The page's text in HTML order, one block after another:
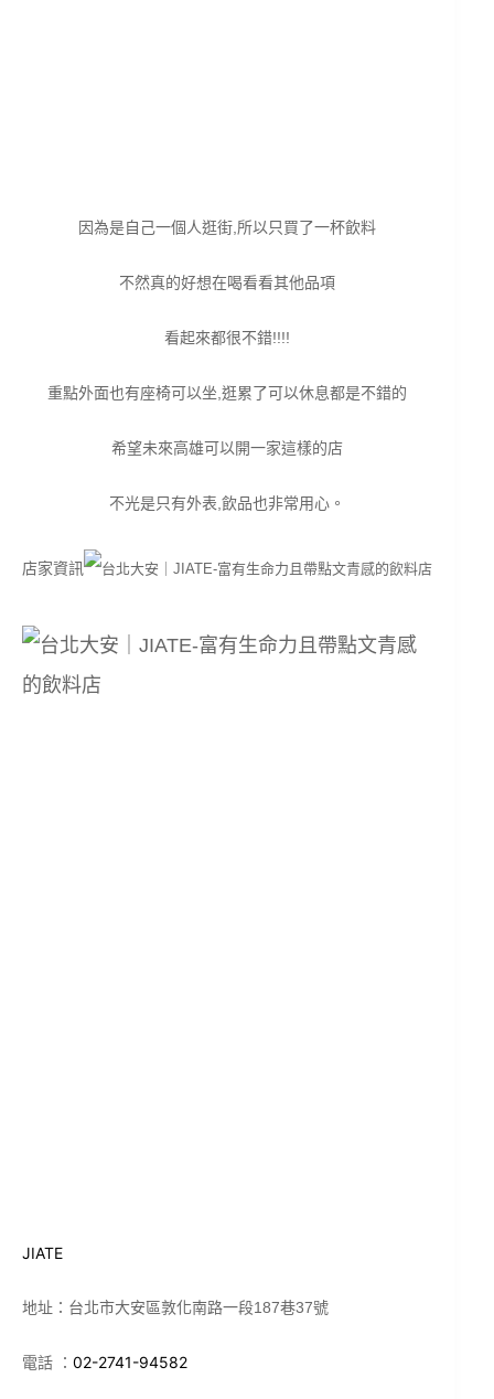
因為是自己一個人逛街,所以只買了一杯飲料
不然真的好想在喝看看其他品項
看起來都很不錯!!!!
重點外面也有座椅可以坐,逛累了可以休息都是不錯的
希望未來高雄可以開一家這樣的店
不光是只有外表,飲品也非常用心。
店家資訊
JIATE
地址：台北市大安區敦化南路一段187巷37號
電話 ： 02-2741-94582